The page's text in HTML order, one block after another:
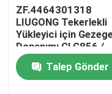
Fabrika turu
Kalite kontrol
ZF.4464301318
LIUGONG Tekerlekli
Yükleyici için
Donanımı CLG856 /
CLG856H CLG862 /
CLG862H CLG870 /
CLG870H CLG50D
Talep Gönder